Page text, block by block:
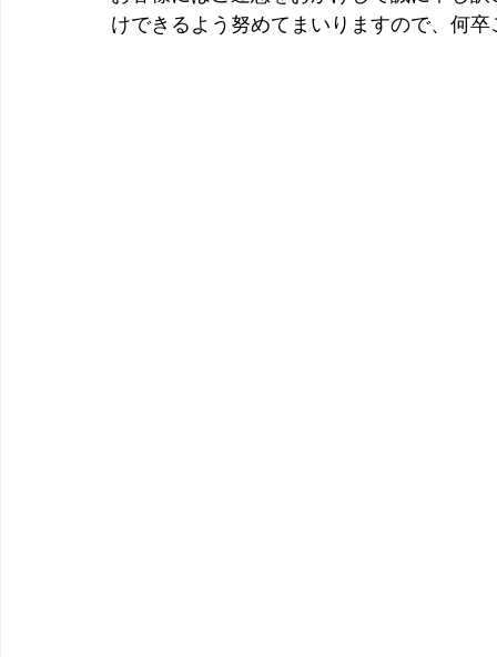
けできるよう努めてまいりますので、何